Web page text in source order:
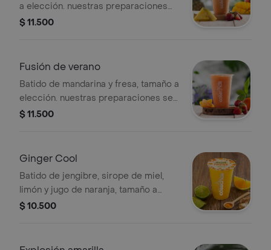
a elección. nuestras preparaciones
se encuentran estandarizadas por lo
ingredientes
$ 11.500
Fusión de verano
Batido de mandarina y fresa, tamaño a
elección. nuestras preparaciones se
encuentran estandarizadas por lo
ingredientes
$ 11.500
Ginger Cool
Batido de jengibre, sirope de miel,
limón y jugo de naranja, tamaño a
elección. nuestras preparaciones se
realizar modificaciones en los
$ 10.500